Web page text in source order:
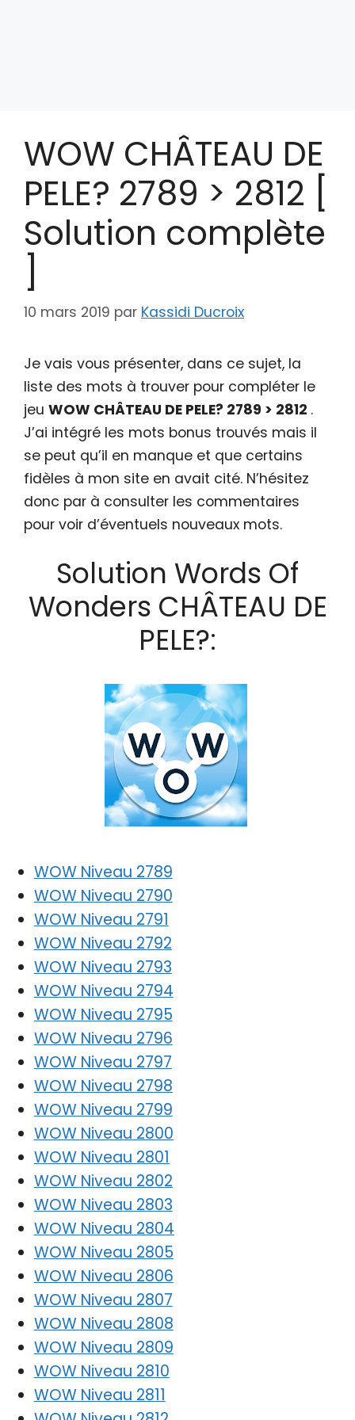
WOW CHÂTEAU DE
PELE? 2789 > 2812 [
Solution complète
10 mars 2019 par Kassidi Ducroix
Je vais vous présenter, dans ce sujet, la
liste des mots à trouver pour compléter le
jeu WOW CHÂTEAU DE PELE? 2789 > 2812 .
J’ai intégré les mots bonus trouvés mais il
se peut qu’il en manque et que certains
fidèles à mon site en avait cité. N’hésitez
donc par à consulter les commentaires
pour voir d’éventuels nouveaux mots.
Solution Words Of
Wonders CHÂTEAU DE
PELE?:
WOW Niveau 2789
WOW Niveau 2790
WOW Niveau 2791
WOW Niveau 2792
WOW Niveau 2793
WOW Niveau 2794
WOW Niveau 2795
WOW Niveau 2796
WOW Niveau 2797
WOW Niveau 2798
WOW Niveau 2799
WOW Niveau 2800
WOW Niveau 2801
WOW Niveau 2802
WOW Niveau 2803
WOW Niveau 2804
WOW Niveau 2805
WOW Niveau 2806
WOW Niveau 2807
WOW Niveau 2808
WOW Niveau 2809
WOW Niveau 2810
WOW Niveau 2811